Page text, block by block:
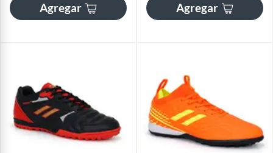
Agregar Agregar